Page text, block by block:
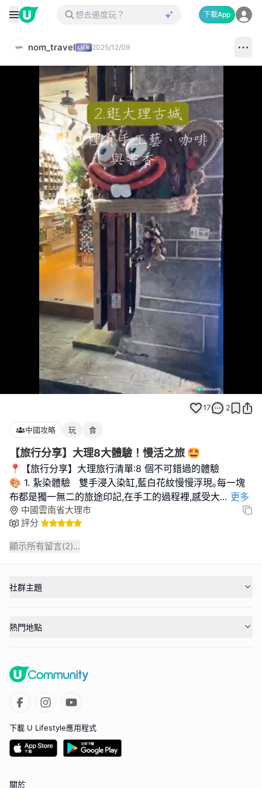
下載App
nom_travel 2025/12/09
82.58%
17 2
中國攻略 玩 食
【旅行分享】大理8大體驗！慢活之旅 🤩
📍【旅行分享】大理旅行清單:8 個不可錯過的體驗
🎨 1. 紥染體驗 雙手浸入染缸,藍白花紋慢慢浮現｡每一塊
布都是獨一無二的旅途印記,在手工的過程裡,感受大... 更多
中國雲南省大理市
評分
顯示所有留言(2)...
社群主題
熱門地點
下載 U Lifestyle應用程式
關於